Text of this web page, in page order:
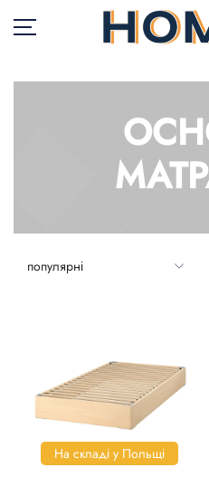
САД І БАЛКОН
ГОРЩИКИ І РОСЛИНИ
ОСВІТЛЕННЯ
На складі у Польщі